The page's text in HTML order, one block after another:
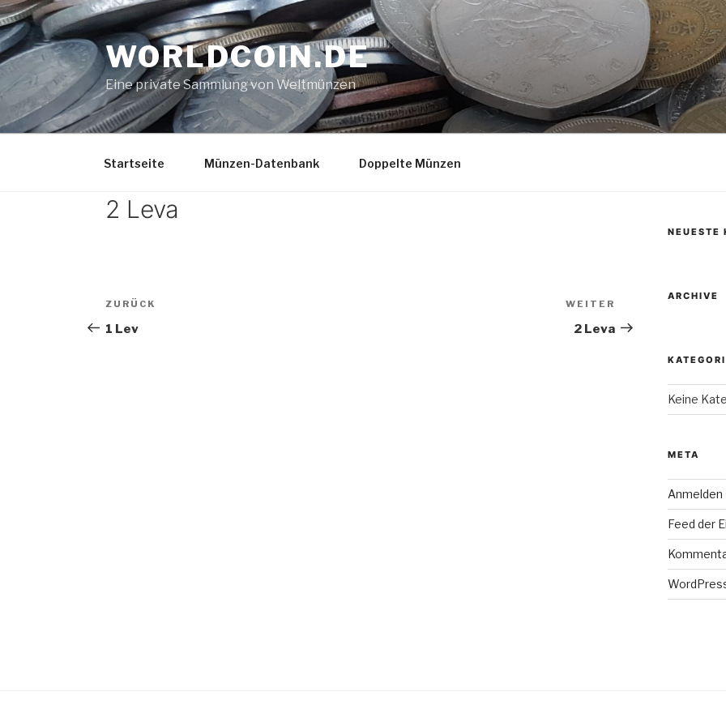
Zum
Inhalt
springen
WORLDCOIN.DE
Eine private Sammlung von Weltmünzen
Startseite Münzen-Datenbank Doppelte Münzen
2 Leva
Beitrags-
Navigation
Vorheriger
Beitrag
ZURÜCK
1 Lev
Beitrag
WEITER
2 Leva
NEUESTE
ARCHIVE
Keine
META
Anmelden
Feed der